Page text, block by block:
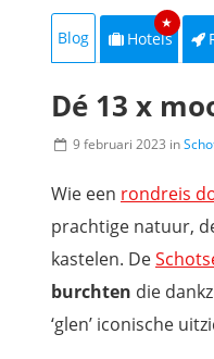
Blog Hotels
★
Dé 13 x
9 februari 2023 in
Wie een rondreis
prachtige natuur,
kastelen. De
burchten die
‘glen’ iconische